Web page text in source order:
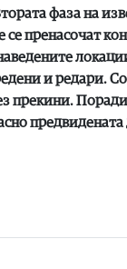
фаза на
пренасочат
и редари.
прекини.